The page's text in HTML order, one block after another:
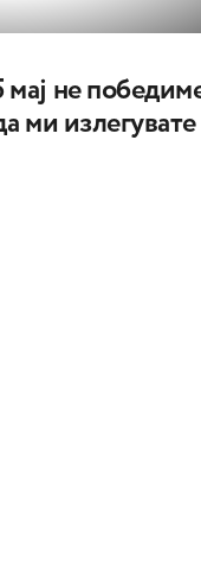
не
ми излегувате